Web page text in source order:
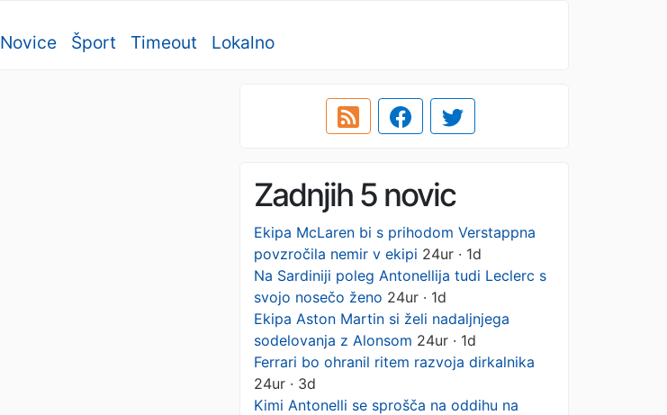
Novice Šport Timeout Lokalno
Zadnjih 5 novic
Ekipa McLaren bi s prihodom Verstappna
povzročila nemir v ekipi 24ur · 1d
Na Sardiniji poleg Antonellija tudi Leclerc s
svojo nosečo ženo 24ur · 1d
Ekipa Aston Martin si želi nadaljnjega
sodelovanja z Alonsom 24ur · 1d
Ferrari bo ohranil ritem razvoja dirkalnika
24ur · 3d
Kimi Antonelli se sprošča na oddihu na